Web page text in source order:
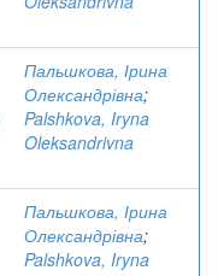
Пальшкова, Ірина
Олександрівна;
Palshkova, Iryna
Oleksandrivna
Пальшкова, Ірина
Олександрівна;
Palshkova, Iryna